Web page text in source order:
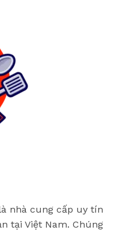
nhà cung cấp uy tín
tại Việt Nam. Chúng